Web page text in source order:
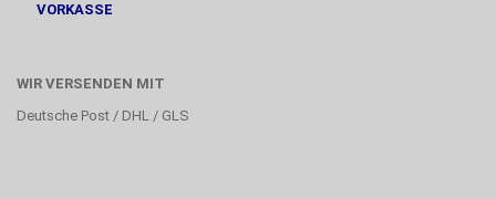
VORKASSE
WIR VERSENDEN MIT
Deutsche Post / DHL / GLS